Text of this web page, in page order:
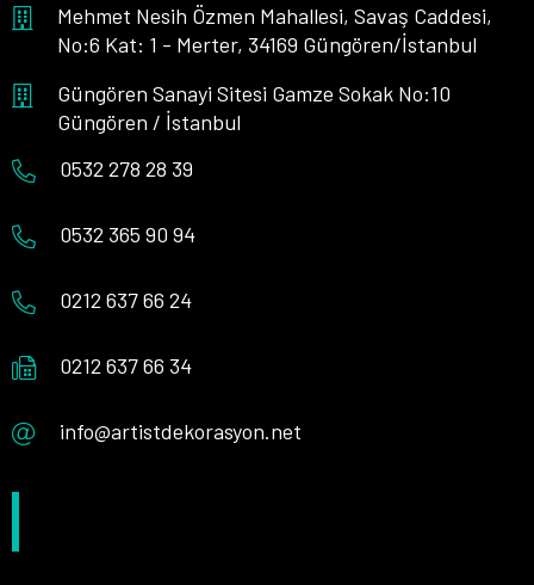
Mehmet Nesih Özmen Mahallesi, Savaş Caddesi,
No:6 Kat: 1 - Merter, 34169 Güngören/İstanbul
Güngören Sanayi Sitesi Gamze Sokak No:10
Güngören / İstanbul
0532 278 28 39
0532 365 90 94
0212 637 66 24
0212 637 66 34
info@artistdekorasyon.net